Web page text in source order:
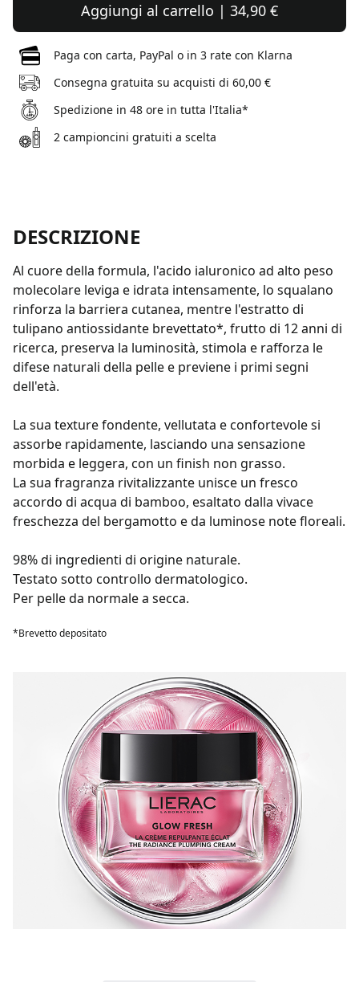
Aggiungi al carrello | 34,90 €
Paga con carta, PayPal o in 3 rate con Klarna
Consegna gratuita su acquisti di 60,00 €
Spedizione in 48 ore in tutta l'Italia*
2 campioncini gratuiti a scelta
DESCRIZIONE
Al cuore della formula, l'acido ialuronico ad alto peso
molecolare leviga e idrata intensamente, lo squalano
rinforza la barriera cutanea, mentre l'estratto di
tulipano antiossidante brevettato*, frutto di 12 anni di
ricerca, preserva la luminosità, stimola e rafforza le
difese naturali della pelle e previene i primi segni
dell'età.
La sua texture fondente, vellutata e confortevole si
assorbe rapidamente, lasciando una sensazione
morbida e leggera, con un finish non grasso.
La sua fragranza rivitalizzante unisce un fresco
accordo di acqua di bamboo, esaltato dalla vivace
freschezza del bergamotto e da luminose note floreali.
98% di ingredienti di origine naturale.
Testato sotto controllo dermatologico.
Per pelle da normale a secca.
*Brevetto depositato